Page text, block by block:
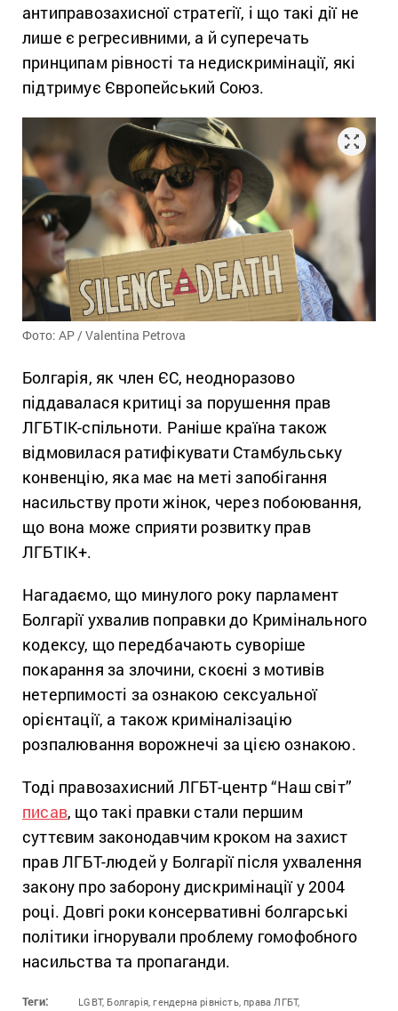
антиправозахисної стратегії, і що такі дії не
лише є регресивними, а й суперечать
принципам рівності та недискримінації, які
підтримує Європейський Союз.
Фото: AP / Valentina Petrova
Болгарія, як член ЄС, неодноразово
піддавалася критиці за порушення прав
ЛГБТІК-спільноти. Раніше країна також
відмовилася ратифікувати Стамбульську
конвенцію, яка має на меті запобігання
насильству проти жінок, через побоювання,
що вона може сприяти розвитку прав
ЛГБТІК+.
Нагадаємо, що минулого року парламент
Болгарії ухвалив поправки до Кримінального
кодексу, що передбачають суворіше
покарання за злочини, скоєні з мотивів
нетерпимості за ознакою сексуальної
орієнтації, а також криміналізацію
розпалювання ворожнечі за цією ознакою.
Тоді правозахисний ЛГБТ-центр “Наш світ”
писав, що такі правки стали першим
суттєвим законодавчим кроком на захист
прав ЛГБТ-людей у Болгарії після ухвалення
закону про заборону дискримінації у 2004
році. Довгі роки консервативні болгарські
політики ігнорували проблему гомофобного
насильства та пропаганди.
Теги: LGBT, Болгарія, гендерна рівність, права ЛГБТ,